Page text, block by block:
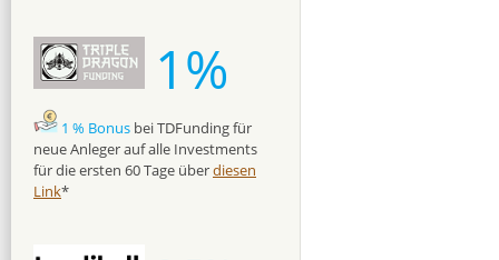
1%
1 % Bonus bei TDFunding für
neue Anleger auf alle Investments
für die ersten 60 Tage überdiesen
Link*